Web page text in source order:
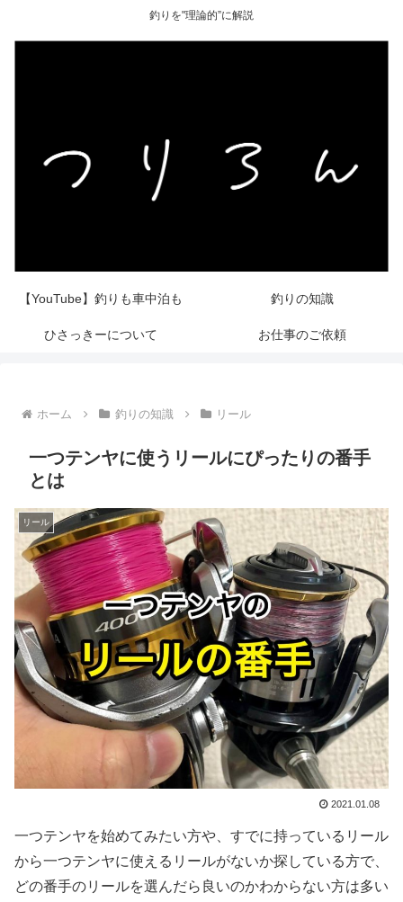
釣りを"理論的”に解説
【YouTube】釣りも車中泊も 釣りの知識
ひさっきーについて お仕事のご依頼
ホーム 釣りの知識 リール
一つテンヤに使うリールにぴったりの番手
とは
リール
2021.01.08
一つテンヤを始めてみたい方や、すでに持っているリール
から一つテンヤに使えるリールがないか探している方で、
どの番手のリールを選んだら良いのかわからない方は多い